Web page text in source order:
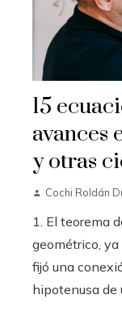
15
avances
y otras
Cochi Roldán
1. El teorema
geométrico,
fijó una
hipotenusa de